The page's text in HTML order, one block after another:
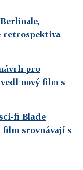
retrospektiva
pro
nový film s
fi Blade
film srovnávají s